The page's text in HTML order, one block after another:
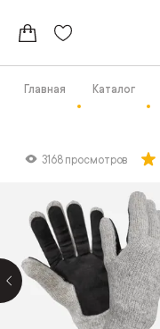
Главная Каталог
3168 просмотров